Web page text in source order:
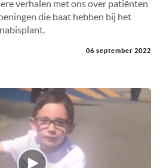
verhalen met ons over patiënten
die baat hebben bij het
06 september 2022